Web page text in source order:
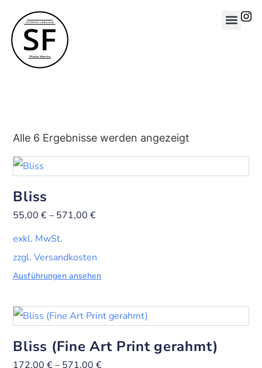
Alle 6 Ergebnisse werden angezeigt
Bliss
55,00€– 571,00€
exkl. MwSt.
zzgl. Versandkosten
Ausführungen ansehen
Bliss (Fine Art Print gerahmt)
172,00€– 571,00€